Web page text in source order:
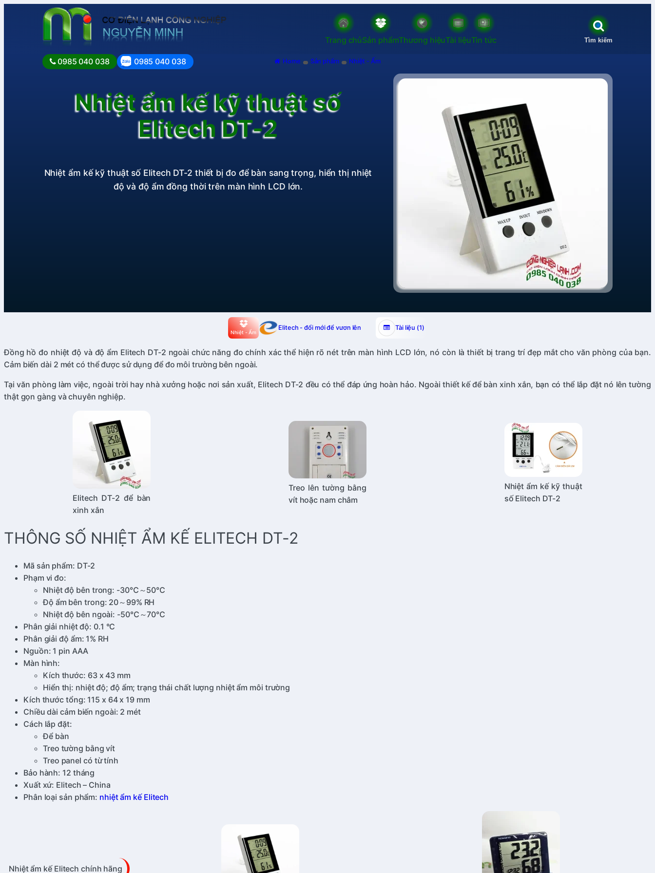
Trang chủSản phẩmThương hiệuTài liệuTin tức Tìm kiếm
0985 040 038 0985 040 038 Home Sản phẩm Nhiệt - Ẩm
Nhiệt ẩm kế kỹ thuật số
Elitech DT-2
Nhiệt ẩm kế kỹ thuật số Elitech DT-2 thiết bị đo để bàn sang trọng, hiển thị nhiệt
độ và độ ẩm đồng thời trên màn hình LCD lớn.
Nhiệt - Ẩm
Elitech - đổi mới để vươn lên Tài liệu (1)
Đồng hồ đo nhiệt độ và độ ẩm Elitech DT-2 ngoài chức năng đo chính xác thể hiện rõ nét trên màn hình LCD lớn, nó còn là thiết bị trang trí đẹp mắt cho văn phòng của bạn.
Cảm biến dài 2 mét có thể được sử dụng để đo môi trường bên ngoài.
Tại văn phòng làm việc, ngoài trời hay nhà xưởng hoặc nơi sản xuất, Elitech DT-2 đều có thể đáp ứng hoàn hảo. Ngoài thiết kế để bàn xinh xắn, bạn có thể lắp đặt nó lên tường
thật gọn gàng và chuyên nghiệp.
Elitech DT-2 để bàn
xinh xắn
Treo lên tường bằng
vít hoặc nam châm
Nhiệt ẩm kế kỹ thuật
số Elitech DT-2
THÔNG SỐ NHIỆT ẨM KẾ ELITECH DT-2
Mã sản phẩm: DT-2
Phạm vi đo:
Nhiệt độ bên trong: -30℃～50℃
Độ ẩm bên trong: 20～99% RH
Nhiệt độ bên ngoài: -50℃～70℃
Phân giải nhiệt độ: 0.1 °C
Phân giải độ ẩm: 1% RH
Nguồn: 1 pin AAA
Màn hình:
Kích thước: 63 x 43 mm
Hiển thị: nhiệt độ; độ ẩm; trạng thái chất lượng nhiệt ẩm môi trường
Kích thước tổng: 115 x 64 x 19 mm
Chiều dài cảm biến ngoài: 2 mét
Cách lắp đặt:
Để bàn
Treo tường bằng vít
Treo panel có từ tính
Bảo hành: 12 tháng
Xuất xứ: Elitech – China
Phân loại sản phẩm: nhiệt ẩm kế Elitech
Nhiệt ẩm kế Elitech chính hãng